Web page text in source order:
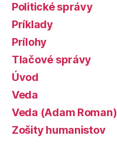
Politické správy
Príklady
Prílohy
Tlačové správy
Úvod
Veda
Veda (Adam Roman)
Zošity humanistov